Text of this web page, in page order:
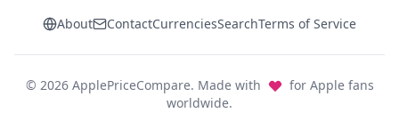
About ContactCurrenciesSearchTerms of Service
© 2026 ApplePriceCompare. Made with
for Apple fans
worldwide.